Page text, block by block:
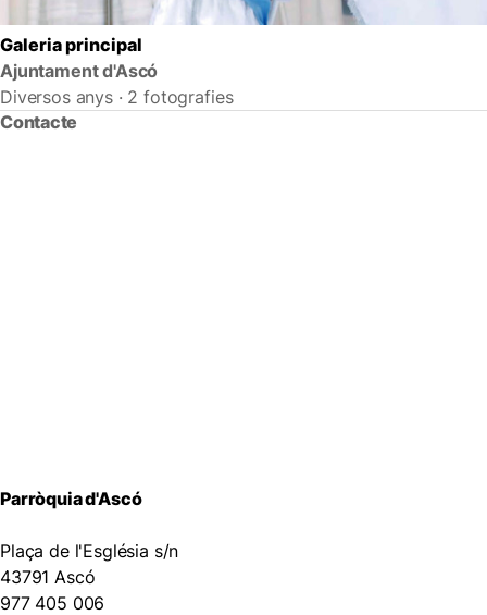
Galeria principal
Ajuntament d'Ascó
Diversos anys · 2 fotografies
Contacte
Parròquia d'Ascó
Plaça de l'Església s/n
43791 Ascó
977 405 006